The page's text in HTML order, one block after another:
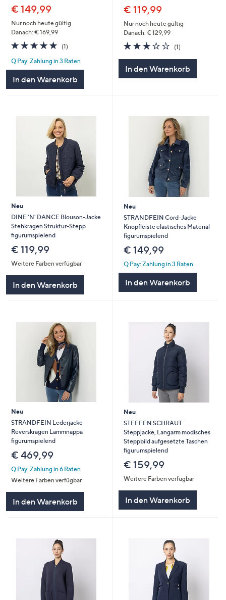
€ 149,99
Nur noch heute gültig
Danach: € 169,99
5.0
von
5
(1)1
Q Pay: Zahlung in 3 Raten
In den Warenkorb
€ 119,99
Nur noch heute gültig
Danach: € 129,99
3.0
von
(1)1
In den Warenkorb
Neu
DINE 'N' DANCE Blouson-Jacke
Stehkragen Struktur-Stepp
figurumspielend
€ 119,99
Weitere Farben verfügbar
In den Warenkorb
Neu
STRANDFEIN Cord-Jacke
Knopfleiste elastisches Material
figurumspielend
€ 149,99
Q Pay: Zahlung in 3 Raten
In den Warenkorb
Neu
STRANDFEIN Lederjacke
Reverskragen Lammnappa
figurumspielend
€ 469,99
Q Pay: Zahlung in 6 Raten
Weitere Farben verfügbar
In den Warenkorb
Neu
STEFFEN SCHRAUT
Steppjacke, Langarm modisches
Steppbild aufgesetzte Taschen
figurumspielend
€ 159,99
Weitere Farben verfügbar
In den Warenkorb